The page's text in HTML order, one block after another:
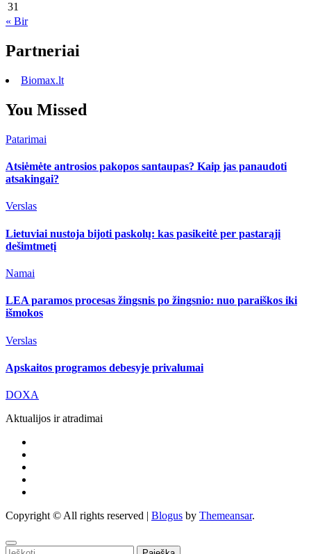
31
« Bir
Partneriai
Biomax.lt
You Missed
Patarimai
Atsiėmėte antrosios pakopos santaupas? Kaip jas panaudoti
atsakingai?
Verslas
Lietuviai nustoja bijoti paskolų: kas pasikeitė per pastarąjį
dešimtmetį
Namai
LEA paramos procesas žingsnis po žingsnio: nuo paraiškos iki
išmokos
Verslas
Apskaitos programos debesyje privalumai
DOXA
Aktualijos ir atradimai
Copyright © All rights reserved | Blogus by Themeansar.
Ieškoti: